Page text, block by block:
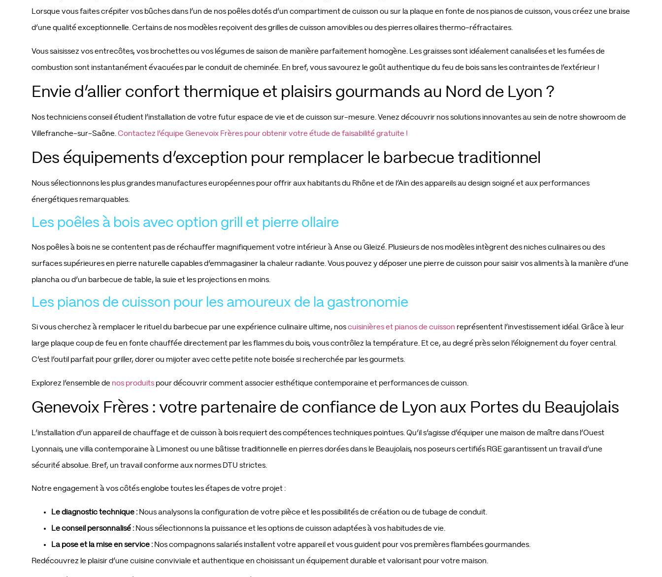
Lorsque vous faites crépiter vos bûches dans l’un de nos poêles dotés d’un compartiment de cuisson ou sur la plaque en fonte de nos pianos de cuisson, vous créez une braise
d’une qualité exceptionnelle. Certains de nos modèles reçoivent des grilles de cuisson amovibles ou des pierres ollaires thermo-réfractaires.
Vous saisissez vos entrecôtes, vos brochettes ou vos légumes de saison de manière parfaitement homogène. Les graisses sont idéalement canalisées et les fumées de
combustion sont instantanément évacuées par le conduit de cheminée. En bref, vous savourez le goût authentique du feu de bois sans les contraintes de l’extérieur !
Envie d’allier confort thermique et plaisirs gourmands au Nord de Lyon ?
Nos techniciens conseil étudient l’installation de votre futur espace de vie et de cuisson sur-mesure. Venez découvrir nos solutions innovantes au sein de notre showroom de
Villefranche-sur-Saône. Contactez l’équipe Genevoix Frères pour obtenir votre étude de faisabilité gratuite !
Des équipements d’exception pour remplacer le barbecue traditionnel
Nous sélectionnons les plus grandes manufactures européennes pour offrir aux habitants du Rhône et de l’Ain des appareils au design soigné et aux performances
énergétiques remarquables.
Les poêles à bois avec option grill et pierre ollaire
Nos poêles à bois ne se contentent pas de réchauffer magnifiquement votre intérieur à Anse ou Gleizé. Plusieurs de nos modèles intègrent des niches culinaires ou des
surfaces supérieures en pierre naturelle capables d’emmagasiner la chaleur radiante. Vous pouvez y déposer une pierre de cuisson pour saisir vos aliments à la manière d’une
plancha ou d’un barbecue de table, la suie et les projections en moins.
Les pianos de cuisson pour les amoureux de la gastronomie
Si vous cherchez à remplacer le rituel du barbecue par une expérience culinaire ultime, nos cuisinières et pianos de cuisson représentent l’investissement idéal. Grâce à leur
large plaque coup de feu en fonte chauffée directement par les flammes du bois, vous contrôlez la température. Et ce, au degré près selon l’éloignement du foyer central.
C’est l’outil parfait pour griller, dorer ou mijoter avec cette petite note boisée si recherchée par les gourmets.
Explorez l’ensemble de nos produits pour découvrir comment associer esthétique contemporaine et performances de cuisson.
Genevoix Frères : votre partenaire de confiance de Lyon aux Portes du Beaujolais
L’installation d’un appareil de chauffage et de cuisson à bois requiert des compétences techniques pointues. Qu’il s’agisse d’équiper une maison de maître dans l’Ouest
Lyonnais, une villa contemporaine à Limonest ou une bâtisse traditionnelle en pierres dorées dans le Beaujolais, nos poseurs certifiés RGE garantissent un travail d’une
sécurité absolue. Bref, un travail conforme aux normes DTU strictes.
Notre engagement à vos côtés englobe toutes les étapes de votre projet :
Le diagnostic technique :Nous analysons la configuration de votre pièce et les possibilités de création ou de tubage de conduit.
Le conseil personnalisé :Nous sélectionnons la puissance et les options de cuisson adaptées à vos habitudes de vie.
La pose et la mise en service :Nos compagnons salariés installent votre appareil et vous guident pour vos premières flambées gourmandes.
Redécouvrez le plaisir d’une cuisine conviviale et authentique en choisissant un équipement durable et valorisant pour votre maison.